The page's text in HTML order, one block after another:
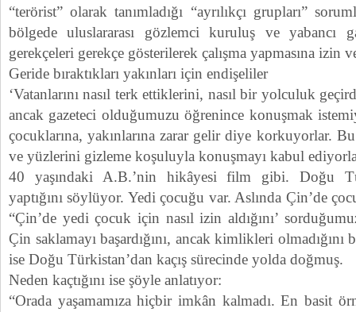
“terörist” olarak tanımladığı “ayrılıkçı grupları”
bölgede uluslararası gözlemci kuruluş ve yabancı
gerekçeleri gerekçe gösterilerek çalışma yapmasına izin
Geride bıraktıkları yakınları için endişeliler
‘Vatanlarını nasıl terk ettiklerini, nasıl bir yolculuk
ancak gazeteci olduğumuzu öğrenince konuşmak
çocuklarına, yakınlarına zarar gelir diye korkuyorlar.
ve yüzlerini gizleme koşuluyla konuşmayı kabul
40 yaşındaki A.B.’nin hikâyesi film gibi. Doğu
yaptığını söylüyor. Yedi çocuğu var. Aslında Çin’de
“Çin’de yedi çocuk için nasıl izin aldığını’
Çin saklamayı başardığını, ancak kimlikleri
ise Doğu Türkistan’dan kaçış sürecinde yolda doğmuş.
Neden kaçtığını ise şöyle anlatıyor:
“Orada yaşamamıza hiçbir imkân kalmadı. En basit